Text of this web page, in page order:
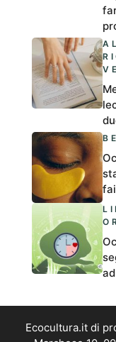
Ecocultura.it di